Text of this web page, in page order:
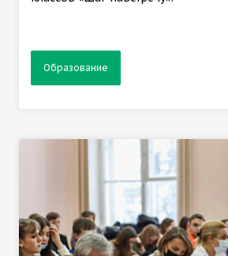
Образование